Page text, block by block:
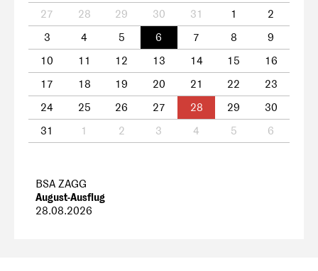
27
28 29 30 31 1
2
3
4 5 6 7 8
9
10
11 12 13 14 15
16
17
18 19 20 21 22
23
24
25 26 27 28 29
30
31
1 2 3 4 5 6
BSA ZAGG
August-Ausflug
28.08.2026